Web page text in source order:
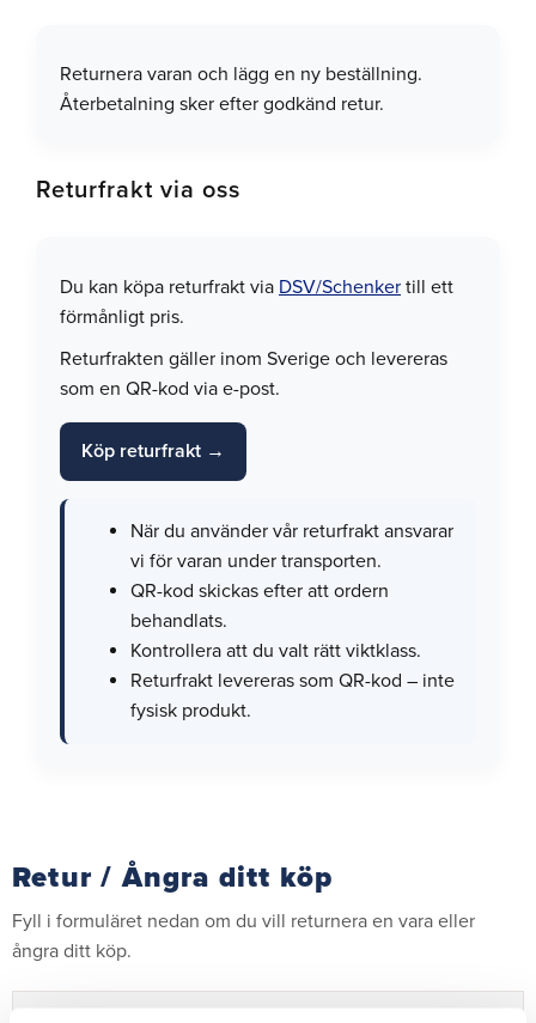
Returnera varan och lägg en ny beställning.
Återbetalning sker efter godkänd retur.
Returfrakt via oss
Du kan köpa returfrakt via DSV/Schenker till ett
förmånligt pris.
Returfrakten gäller inom Sverige och levereras
som en QR-kod via e-post.
Köp returfrakt →
När du använder vår returfrakt ansvarar
vi för varan under transporten.
QR-kod skickas efter att ordern
behandlats.
Kontrollera att du valt rätt viktklass.
Returfrakt levereras som QR-kod – inte
fysisk produkt.
Retur / Ångra ditt köp
Fyll i formuläret nedan om du vill returnera en vara eller
ångra ditt köp.